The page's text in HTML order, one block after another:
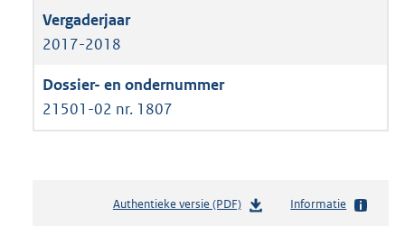
2017-2018
21501-02 nr. 1807
Authentieke versie (PDF)b
Informatie